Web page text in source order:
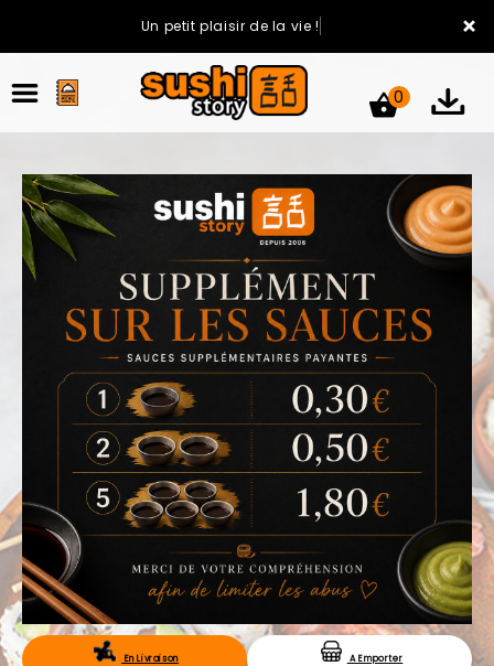
×
Un petit plaisir de la vie !
ACCUEIL
LA CARTE
VOTRE COMPTE
NOTRE RESTAURANT
VOS AVIS
MENTIONS LÉGALES
C.G.V
RÉSERVATION
0
En Livraison A Emporter